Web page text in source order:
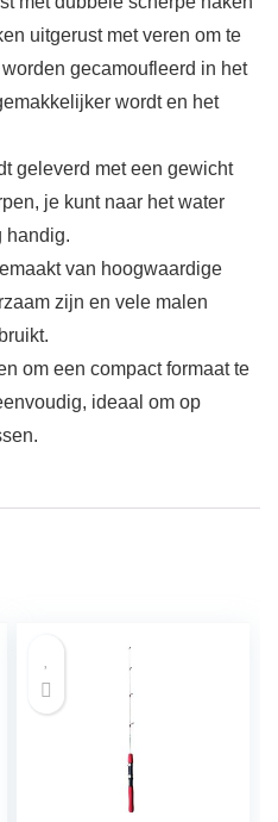
uitgerust met veren om te
gecamoufleerd in het
wordt en het
geleverd met een gewicht
je kunt naar het water
handig.
van hoogwaardige
zijn en vele malen
om een ​​compact formaat te
ideaal om op